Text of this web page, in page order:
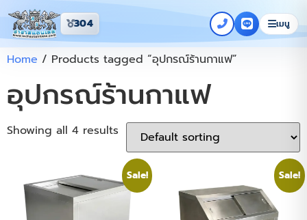
304 เมนู
Home / Products tagged “อุปกรณ์ร้านกาแฟ”
อุปกรณ์ร้านกาแฟ
Showing all 4 results
Sale! Sale!